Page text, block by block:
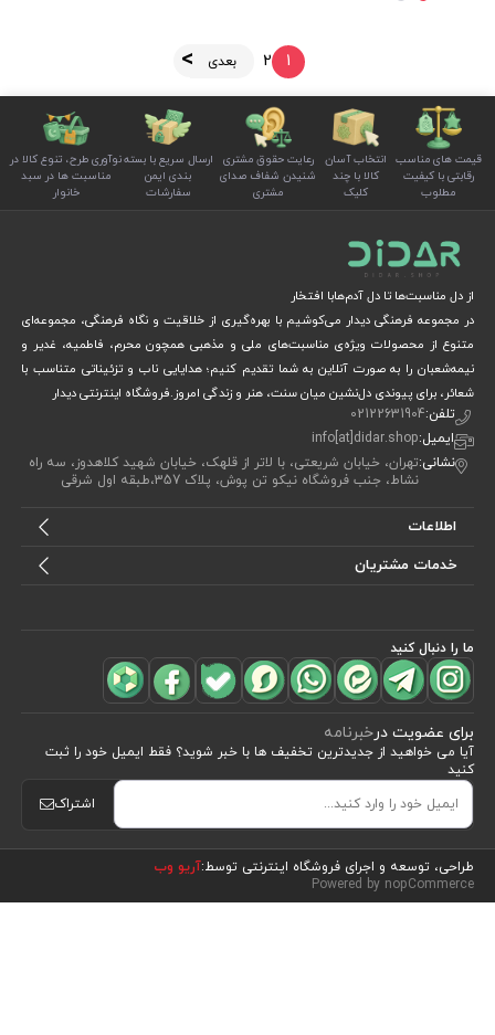
مشاهده محصولات(32)
1
2 بعدی
قیمت های مناسب
رقابتی با کیفیت
مطلوب
انتخاب آسان
کالا با چند
کلیک
رعایت حقوق مشتری
شنیدن شفاف صدای
مشتری
ارسال سریع با بسته
بندی ایمن
سفارشات
نوآوری طرح، تنوع کالا در
مناسبت ها در سبد
خانوار
از دل مناسبت‌ها تا دل آدم‌هابا افتخار
در مجموعه فرهنگی دیدار می‌کوشیم با بهره‌گیری از خلاقیت و نگاه فرهنگی، مجموعه‌ای
متنوع از محصولات ویژه‌ی مناسبت‌های ملی و مذهبی همچون محرم، فاطمیه، غدیر و
نیمه‌شعبان را به صورت آنلاین به شما تقدیم کنیم؛ هدایایی ناب و تزئیناتی متناسب با
شعائر، برای پیوندی دل‌نشین میان سنت، هنر و زندگی امروز.فروشگاه اینترنتی دیدار
تلفن:02122631904
ایمیل:info[at]didar.shop
نشانی:تهران، خیابان شریعتی، با لاتر از قلهک، خیابان شهید کلاهدوز، سه راه
نشاط، جنب فروشگاه نیکو تن پوش، پلاک 357،طبقه اول شرقی
اطلاعات
خدمات مشتریان
ما را دنبال کنید
برای عضویت درخبرنامه
آیا می خواهید از جدید‌ترین تخفیف‌ ها با‌ خبر شوید؟ فقط ایمیل خود را ثبت
کنید
اشتراک
طراحی، توسعه و اجرای فروشگاه اینترنتی توسط:آریو وب
Powered by nopCommerce